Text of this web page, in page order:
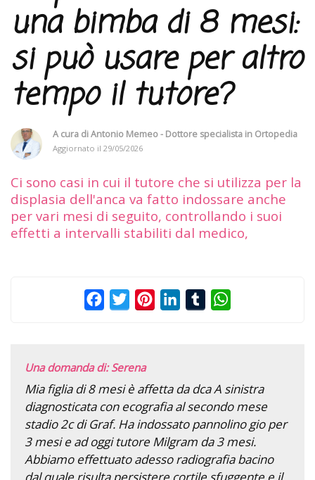
una bimba di 8 mesi:
si può usare per altro
tempo il tutore?
A cura diAntonio Memeo - Dottore specialista in Ortopedia
Aggiornato il 29/05/2026
Ci sono casi in cui il tutore che si utilizza per la
displasia dell'anca va fatto indossare anche
per vari mesi di seguito, controllando i suoi
effetti a intervalli stabiliti dal medico,
FacebookTwitterPinterestLinkedInTumblr
Una domanda di: Serena
Mia figlia di 8 mesi è affetta da dca A sinistra
diagnosticata con ecografia al secondo mese
stadio 2c di Graf. Ha indossato pannolino gio per
3 mesi e ad oggi tutore Milgram da 3 mesi.
Abbiamo effettuato adesso radiografia bacino